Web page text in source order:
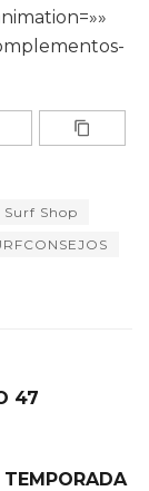
Shop
47
TEMPORADA